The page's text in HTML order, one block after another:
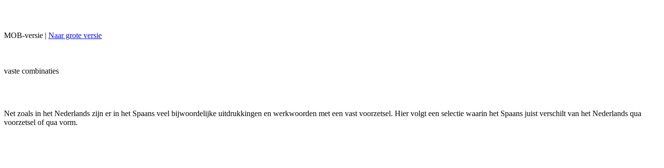
MOB-versie | Naar grote versie
vaste combinaties
Net zoals in het Nederlands zijn er in het Spaans veel bijwoordelijke uitdrukkingen en werkwoorden met een vast voorzetsel. Hier volgt een selectie waarin het Spaans juist verschilt van het Nederlands qua
voorzetsel of qua vorm.